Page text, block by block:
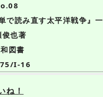
で読み直す太平洋戦争』一
俊也著
図書
I-16
ね！